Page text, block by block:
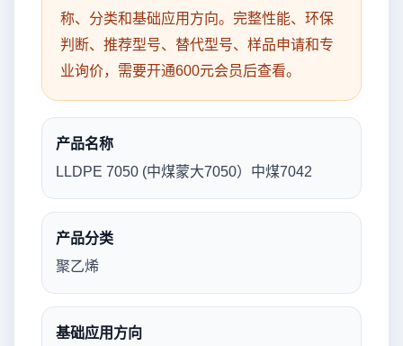
称、分类和基础应用方向。完整性能、环保
判断、推荐型号、替代型号、样品申请和专
业询价，需要开通600元会员后查看。
产品名称
LLDPE 7050 (中煤蒙大7050）中煤7042
产品分类
聚乙烯
基础应用方向